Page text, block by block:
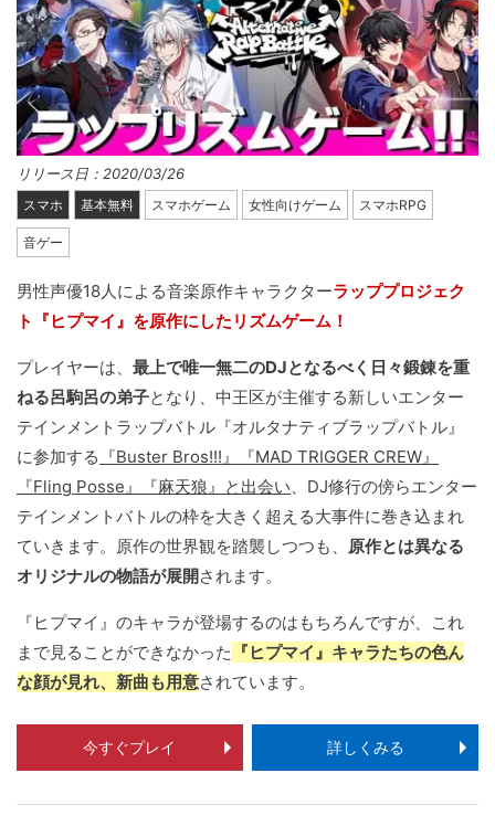
リリース日：2020/03/26
スマホ 基本無料 スマホゲーム 女性向けゲーム スマホRPG
音ゲー
男性声優18人による音楽原作キャラクターラッププロジェク
ト『ヒプマイ』を原作にしたリズムゲーム！
プレイヤーは、 最上で唯一無二のDJとなるべく日々鍛錬を重
ねる呂駒呂の弟子となり、中王区が主催する新しいエンター
テインメントラップバトル『オルタナティブラップバトル』
に参加する 『Buster Bros!!!』『MAD TRIGGER CREW』
『Fling Posse』『麻天狼』と出会い、DJ修行の傍らエンター
テインメントバトルの枠を大きく超える大事件に巻き込まれ
ていきます。原作の世界観を踏襲しつつも、 原作とは異なる
オリジナルの物語が展開されます。
『ヒプマイ』のキャラが登場するのはもちろんですが、これ
まで見ることができなかった 『ヒプマイ』キャラたちの色ん
な顔が見れ、新曲も用意されています。
今すぐプレイ 詳しくみる